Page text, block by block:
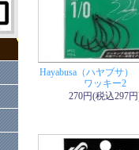
Hayabusa（ハヤブサ
ワッキー2
270円(税込297